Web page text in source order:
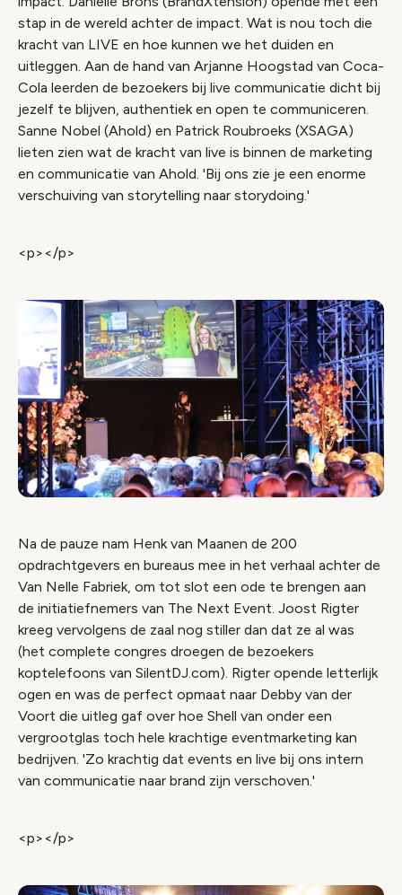
stap in de wereld achter de impact. Wat is nou toch die
kracht van LIVE en hoe kunnen we het duiden en
uitleggen. Aan de hand van Arjanne Hoogstad van Coca-
Cola leerden de bezoekers bij live communicatie dicht bij
jezelf te blijven, authentiek en open te communiceren.
Sanne Nobel (Ahold) en Patrick Roubroeks (XSAGA)
lieten zien wat de kracht van live is binnen de marketing
en communicatie van Ahold. 'Bij ons zie je een enorme
verschuiving van storytelling naar storydoing.'
<p></p>
Na de pauze nam Henk van Maanen de 200
opdrachtgevers en bureaus mee in het verhaal achter de
Van Nelle Fabriek, om tot slot een ode te brengen aan
de initiatiefnemers van The Next Event. Joost Rigter
kreeg vervolgens de zaal nog stiller dan dat ze al was
(het complete congres droegen de bezoekers
koptelefoons van SilentDJ.com). Rigter opende letterlijk
ogen en was de perfect opmaat naar Debby van der
Voort die uitleg gaf over hoe Shell van onder een
vergrootglas toch hele krachtige eventmarketing kan
bedrijven. 'Zo krachtig dat events en live bij ons intern
van communicatie naar brand zijn verschoven.'
<p></p>